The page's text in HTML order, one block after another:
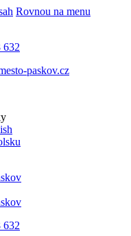
Rovnou na menu
632
paskov.cz
632